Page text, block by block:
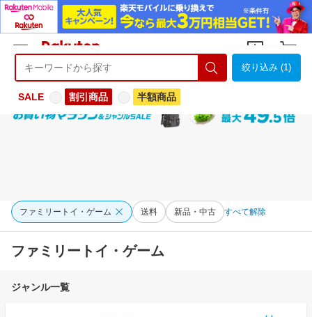
ようこそ 楽天市場へ ログイン
絞り込み (1)
SALE 割引商品 半額商品
ファミリートイ・ゲーム 送料 新品・中古 すべて解除
ファミリートイ・ゲーム
ジャンル一覧